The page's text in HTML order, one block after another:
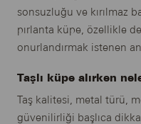
sonsuzluğu ve kırılmaz
pırlanta küpe, özellikle
onurlandırmak istenen
Taşlı küpe alırken
Taş kalitesi, metal türü,
güvenilirliği başlıca